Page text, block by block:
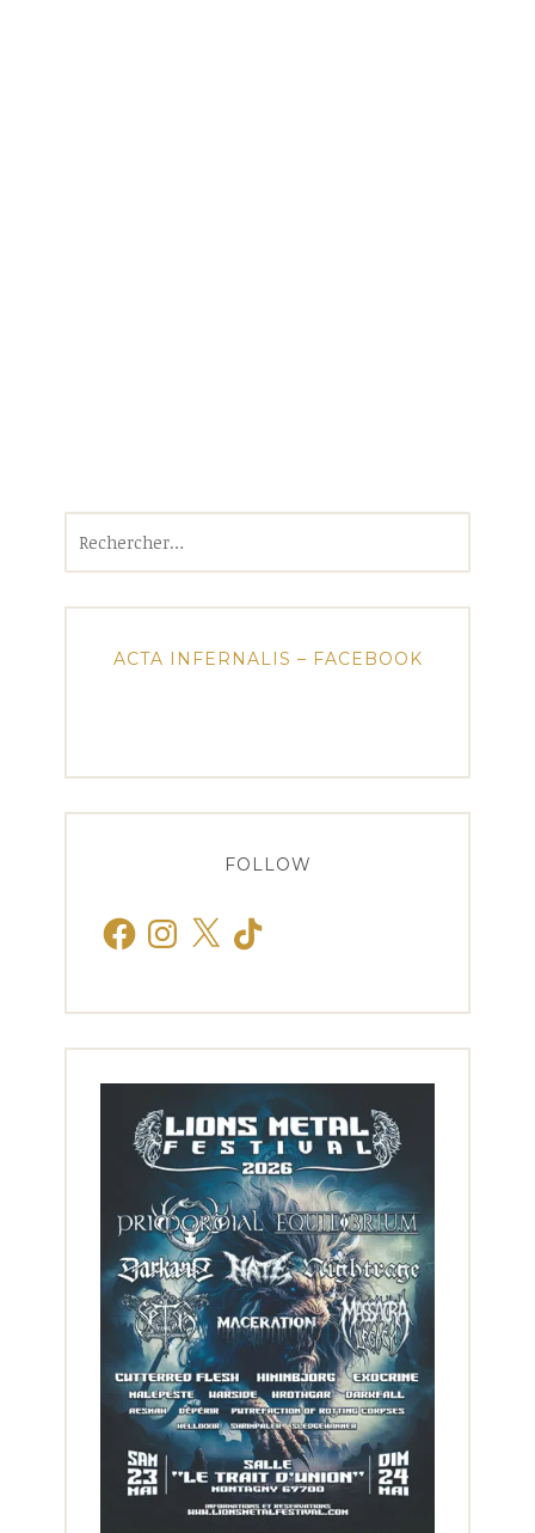
ACTA INFERNALIS – FACEBOOK
FOLLOW
FacebookInstagram
X TikTok